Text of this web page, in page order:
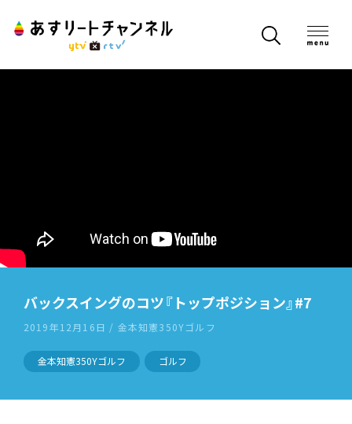
バックスイングのコツ『トップポジション』#7
2019年12月16日 / 金本知憲350Yゴルフ
金本知憲350Yゴルフ ゴルフ